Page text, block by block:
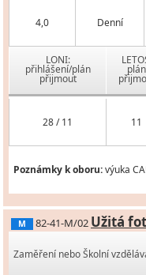
4,0 Denní
LONI:
přihlášení/plán
přijmout
plán
28 / 11 11
Poznámky k oboru:výuka
M 82-41-M/02 Užitá
Zaměření nebo Školní